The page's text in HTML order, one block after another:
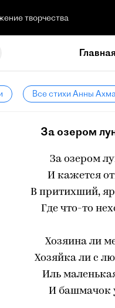
творчества
Главная
Все стихи Анны
За озером
За озером
И кажется
В притихший,
Где что-то
Хозяина ли
Хозяйка ли с
Иль
И башмачок